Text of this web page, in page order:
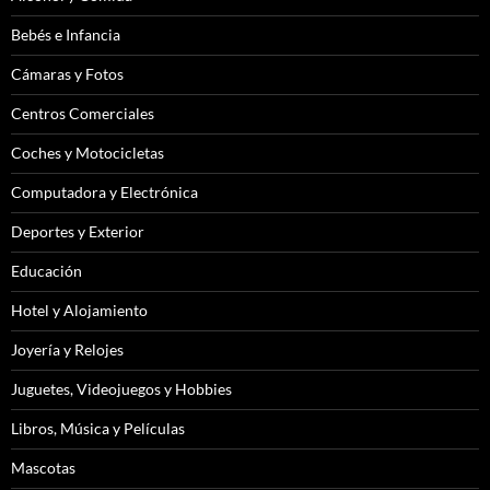
Bebés e Infancia
Cámaras y Fotos
Centros Comerciales
Coches y Motocicletas
Computadora y Electrónica
Deportes y Exterior
Educación
Hotel y Alojamiento
Joyería y Relojes
Juguetes, Videojuegos y Hobbies
Libros, Música y Películas
Mascotas